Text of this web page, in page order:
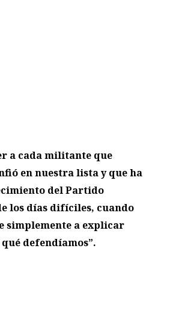
a cada militante que
en nuestra lista y que ha
del Partido
los días difíciles, cuando
simplemente a explicar
defendíamos”.